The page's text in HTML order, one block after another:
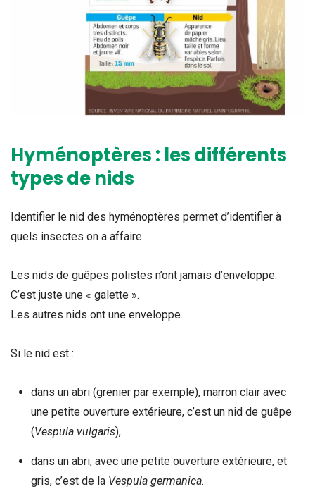
Hyménoptères : les différents
types de nids
Identifier le nid des hyménoptères permet d’identifier à
quels insectes on a affaire.
Les nids de guêpes polistes n’ont jamais d’enveloppe.
C’est juste une « galette ».
Les autres nids ont une enveloppe.
Si le nid est :
dans un abri (grenier par exemple), marron clair avec
une petite ouverture extérieure, c’est un nid de guêpe
(Vespula vulgaris),
dans un abri, avec une petite ouverture extérieure, et
gris, c’est de la Vespula germanica.